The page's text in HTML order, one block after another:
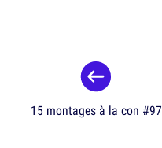
15 montages à la con #97